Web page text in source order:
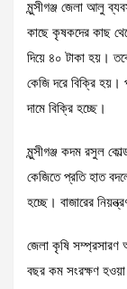
মুন্সীগঞ্জ জেলা আলু
কাছে কৃষকদের কাছ
দিয়ে ৪০ টাকা হয়।
কেজি দরে বিক্রি হয়।
দামে বিক্রি হচ্ছে।
মুন্সীগঞ্জ কদম রসুল
কেজিতে প্রতি হাত
হচ্ছে। বাজারের
জেলা কৃষি সম্প্রসারণ
বছর কম সংরক্ষণ